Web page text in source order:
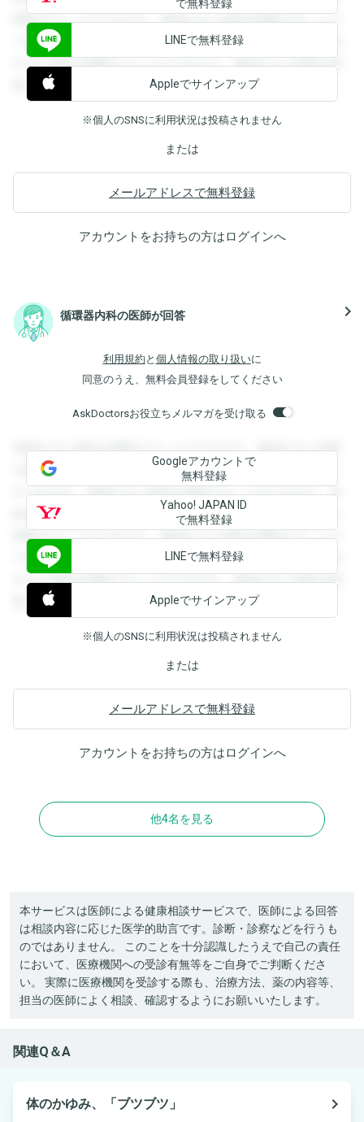
閲覧することができます。登録すると回答を閲覧することが
できます。登録すると回答を閲覧することができます。登録
すると回答を閲覧することができます。登録すると回答を閲
覧することができます。
で無料登録
LINEで無料登録
Appleでサインアップ
※個人のSNSに利用状況は投稿されません
または
メールアドレスで無料登録
アカウントをお持ちの方はログインへ
循環器内科の医師が回答 navigate_next
利用規約 と 個人情報の取り扱いに
同意のうえ、無料会員登録をしてください
AskDoctorsお役立ちメルマガを受け取る
登録すると回答を閲覧することができます。登録すると回答
を閲覧することができます。登録すると回答を閲覧すること
ができます。登録すると回答を閲覧することができます。登
録すると回答を閲覧することができます。登録すると回答を
閲覧することができます。登録すると回答を閲覧することが
できます。登録すると回答を閲覧することができます。登録
すると回答を閲覧することができます。登録すると回答を閲
覧することができます。
Googleアカウントで
無料登録
Yahoo! JAPAN ID
で無料登録
LINEで無料登録
Appleでサインアップ
※個人のSNSに利用状況は投稿されません
または
メールアドレスで無料登録
アカウントをお持ちの方はログインへ
他4名を見る
本サービスは医師による健康相談サービスで、医師による回答
は相談内容に応じた医学的助言です。診断・診察などを行うも
のではありません。 このことを十分認識したうえで自己の責任
において、医療機関への受診有無等をご自身でご判断くださ
い。 実際に医療機関を受診する際も、治療方法、薬の内容等、
担当の医師によく相談、確認するようにお願いいたします。
関連Q＆A
体のかゆみ、「ブツブツ」
navigate_next